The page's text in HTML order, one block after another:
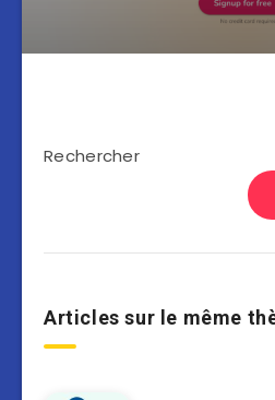
Rechercher
Articles sur le même